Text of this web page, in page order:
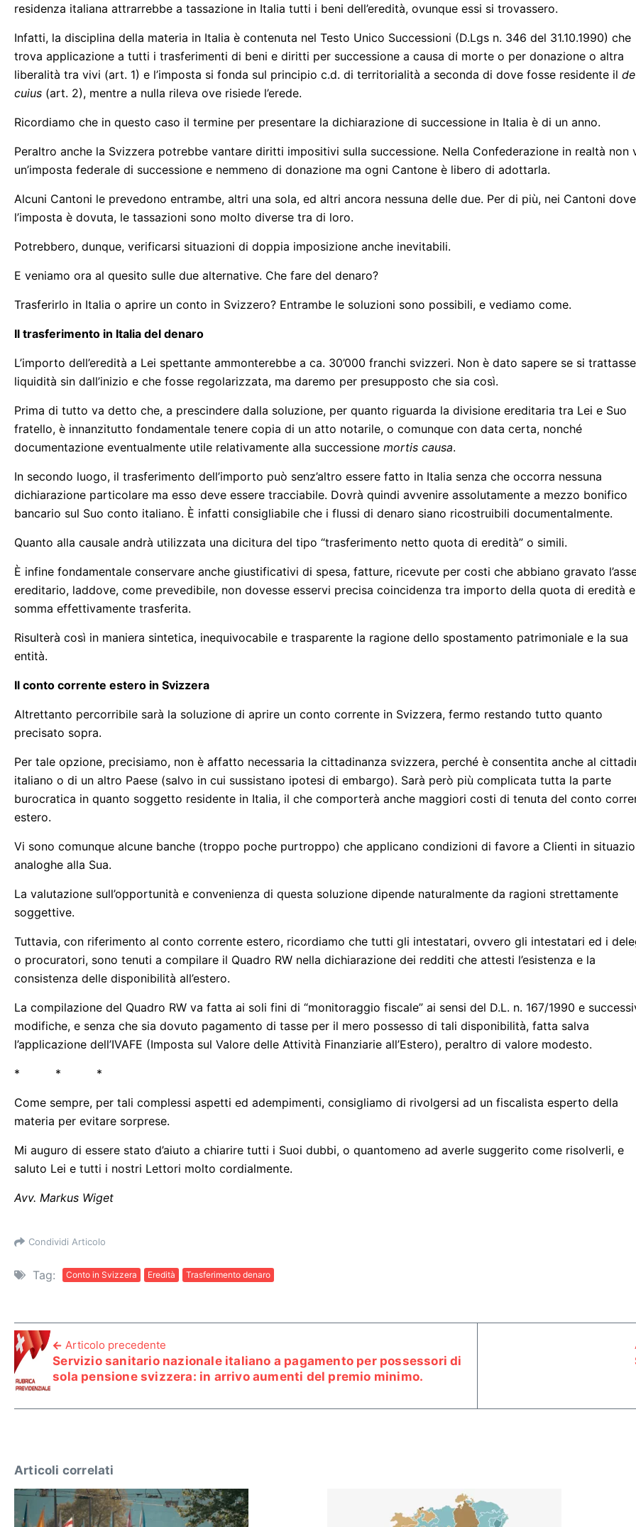
residenza italiana attrarrebbe a tassazione in Italia tutti i beni dell’eredità, ovunque essi si trovassero.
Infatti, la disciplina della materia in Italia è contenuta nel Testo Unico Successioni (D.Lgs n. 346 del 31.10.1990) che
trova applicazione a tutti i trasferimenti di beni e diritti per successione a causa di morte o per donazione o altra
liberalità tra vivi (art. 1) e l’imposta si fonda sul principio c.d. di territorialità a seconda di dove fosse residente il de
cuius (art. 2), mentre a nulla rileva ove risiede l’erede.
Ricordiamo che in questo caso il termine per presentare la dichiarazione di successione in Italia è di un anno.
Peraltro anche la Svizzera potrebbe vantare diritti impositivi sulla successione. Nella Confederazione in realtà non
un’imposta federale di successione e nemmeno di donazione ma ogni Cantone è libero di adottarla.
Alcuni Cantoni le prevedono entrambe, altri una sola, ed altri ancora nessuna delle due. Per di più, nei Cantoni dove
l’imposta è dovuta, le tassazioni sono molto diverse tra di loro.
Potrebbero, dunque, verificarsi situazioni di doppia imposizione anche inevitabili.
E veniamo ora al quesito sulle due alternative. Che fare del denaro?
Trasferirlo in Italia o aprire un conto in Svizzero? Entrambe le soluzioni sono possibili, e vediamo come.
Il trasferimento in Italia del denaro
L’importo dell’eredità a Lei spettante ammonterebbe a ca. 30’000 franchi svizzeri. Non è dato sapere se si
liquidità sin dall’inizio e che fosse regolarizzata, ma daremo per presupposto che sia così.
Prima di tutto va detto che, a prescindere dalla soluzione, per quanto riguarda la divisione ereditaria tra Lei e Suo
fratello, è innanzitutto fondamentale tenere copia di un atto notarile, o comunque con data certa, nonché
documentazione eventualmente utile relativamente alla successione mortis causa.
In secondo luogo, il trasferimento dell’importo può senz’altro essere fatto in Italia senza che occorra nessuna
dichiarazione particolare ma esso deve essere tracciabile. Dovrà quindi avvenire assolutamente a mezzo bonifico
bancario sul Suo conto italiano. È infatti consigliabile che i flussi di denaro siano ricostruibili documentalmente.
Quanto alla causale andrà utilizzata una dicitura del tipo “trasferimento netto quota di eredità” o simili.
È infine fondamentale conservare anche giustificativi di spesa, fatture, ricevute per costi che abbiano gravato
ereditario, laddove, come prevedibile, non dovesse esservi precisa coincidenza tra importo della quota di eredità e
somma effettivamente trasferita.
Risulterà così in maniera sintetica, inequivocabile e trasparente la ragione dello spostamento patrimoniale e la sua
entità.
Il conto corrente estero in Svizzera
Altrettanto percorribile sarà la soluzione di aprire un conto corrente in Svizzera, fermo restando tutto quanto
precisato sopra.
Per tale opzione, precisiamo, non è affatto necessaria la cittadinanza svizzera, perché è consentita anche al
italiano o di un altro Paese (salvo in cui sussistano ipotesi di embargo). Sarà però più complicata tutta la parte
burocratica in quanto soggetto residente in Italia, il che comporterà anche maggiori costi di tenuta del conto
estero.
Vi sono comunque alcune banche (troppo poche purtroppo) che applicano condizioni di favore a Clienti in
analoghe alla Sua.
La valutazione sull’opportunità e convenienza di questa soluzione dipende naturalmente da ragioni strettamente
soggettive.
Tuttavia, con riferimento al conto corrente estero, ricordiamo che tutti gli intestatari, ovvero gli intestatari ed i
o procuratori, sono tenuti a compilare il Quadro RW nella dichiarazione dei redditi che attesti l’esistenza e la
consistenza delle disponibilità all’estero.
La compilazione del Quadro RW va fatta ai soli fini di “monitoraggio fiscale” ai sensi del D.L. n. 167/1990 e
modifiche, e senza che sia dovuto pagamento di tasse per il mero possesso di tali disponibilità, fatta salva
l’applicazione dell’IVAFE (Imposta sul Valore delle Attività Finanziarie all’Estero), peraltro di valore modesto.
* * *
Come sempre, per tali complessi aspetti ed adempimenti, consigliamo di rivolgersi ad un fiscalista esperto della
materia per evitare sorprese.
Mi auguro di essere stato d’aiuto a chiarire tutti i Suoi dubbi, o quantomeno ad averle suggerito come risolverli, e
saluto Lei e tutti i nostri Lettori molto cordialmente.
Avv. Markus Wiget
Condividi Articolo
Tag: Conto in Svizzera Eredità Trasferimento denaro
Articolo precedente
Servizio sanitario nazionale italiano a pagamento per possessori di
sola pensione svizzera: in arrivo aumenti del premio minimo.
Articoli correlati